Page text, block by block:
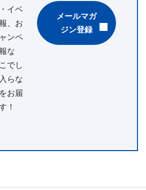
イベ
、お
ンペ
な
でし
らな
お届
！
メールマガ
ジン登録